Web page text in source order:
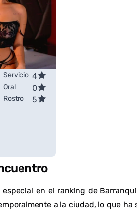
Servicio 4
Oral 0
Rostro 5
en el ranking de
a la ciudad, lo que ha